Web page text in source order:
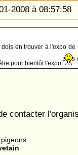
2008 à
en trouver à l'expo
pour bientôt l'expo
contacter
: